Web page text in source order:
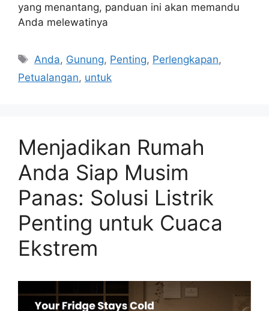
yang menantang, panduan ini akan memandu
Anda melewatinya
Tags
Anda, Gunung, Penting, Perlengkapan,
Petualangan, untuk
Menjadikan Rumah
Anda Siap Musim
Panas: Solusi Listrik
Penting untuk Cuaca
Ekstrem